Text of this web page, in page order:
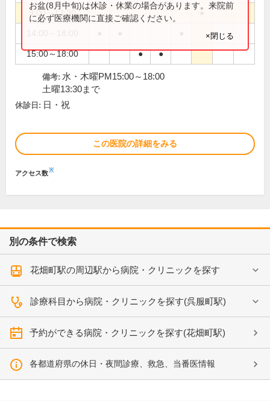
9:00～13:30 ●
15:00～18:00 ● ●
お盆(8月中旬)は休診・休業の場合があります。来院前
に必ず医療機関に直接ご確認ください。
×閉じる
備考: 水・木曜PM15:00～18:00
土曜13:30まで
休診日: 日・祝
この医院の詳細をみる
アクセス数※
別の条件で検索
花畑町駅の周辺駅から病院・クリニックを探す
診療科目から病院・クリニックを探す(呉服町駅)
予約ができる病院・クリニックを探す(花畑町駅)
各都道府県の休日・夜間診療、救急、当番医情報